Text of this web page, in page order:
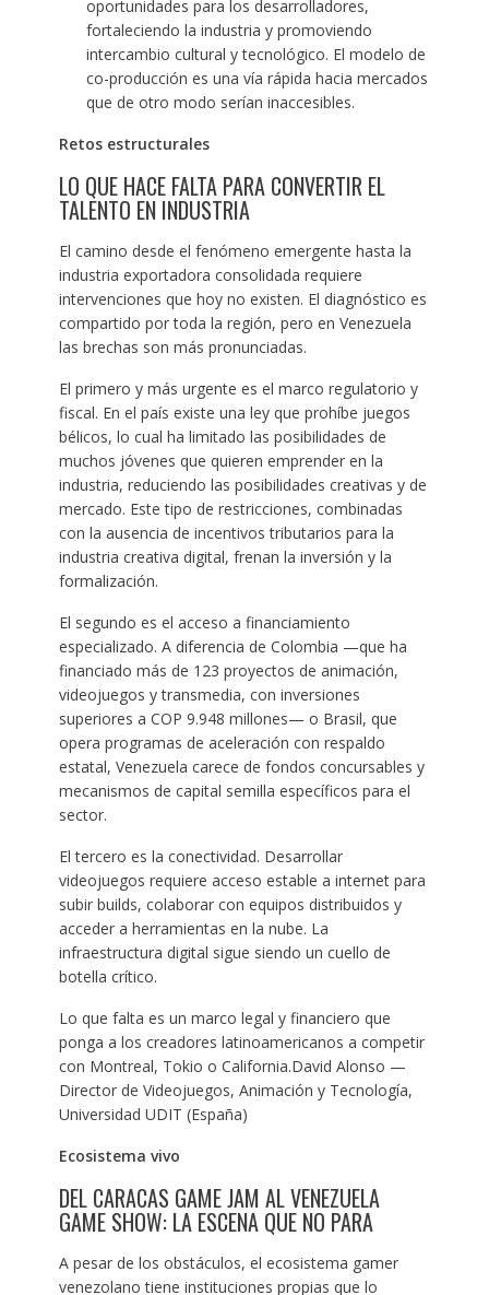
oportunidades para los desarrolladores,
fortaleciendo la industria y promoviendo
intercambio cultural y tecnológico. El modelo de
co-producción es una vía rápida hacia mercados
que de otro modo serían inaccesibles.
Retos estructurales
LO QUE HACE FALTA PARA CONVERTIR EL
TALENTO EN INDUSTRIA
El camino desde el fenómeno emergente hasta la
industria exportadora consolidada requiere
intervenciones que hoy no existen. El diagnóstico es
compartido por toda la región, pero en Venezuela
las brechas son más pronunciadas.
El primero y más urgente es el marco regulatorio y
fiscal. En el país existe una ley que prohíbe juegos
bélicos, lo cual ha limitado las posibilidades de
muchos jóvenes que quieren emprender en la
industria, reduciendo las posibilidades creativas y de
mercado. Este tipo de restricciones, combinadas
con la ausencia de incentivos tributarios para la
industria creativa digital, frenan la inversión y la
formalización.
El segundo es el acceso a financiamiento
especializado. A diferencia de Colombia —que ha
financiado más de 123 proyectos de animación,
videojuegos y transmedia, con inversiones
superiores a COP 9.948 millones— o Brasil, que
opera programas de aceleración con respaldo
estatal, Venezuela carece de fondos concursables y
mecanismos de capital semilla específicos para el
sector.
El tercero es la conectividad. Desarrollar
videojuegos requiere acceso estable a internet para
subir builds, colaborar con equipos distribuidos y
acceder a herramientas en la nube. La
infraestructura digital sigue siendo un cuello de
botella crítico.
Lo que falta es un marco legal y financiero que
ponga a los creadores latinoamericanos a competir
con Montreal, Tokio o California.David Alonso —
Director de Videojuegos, Animación y Tecnología,
Universidad UDIT (España)
Ecosistema vivo
DEL CARACAS GAME JAM AL VENEZUELA
GAME SHOW: LA ESCENA QUE NO PARA
A pesar de los obstáculos, el ecosistema gamer
venezolano tiene instituciones propias que lo